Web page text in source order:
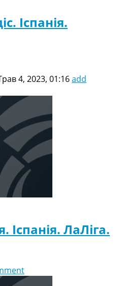
Іспанія.
4, 2023, 01:16add
Іспанія. ЛаЛіга.